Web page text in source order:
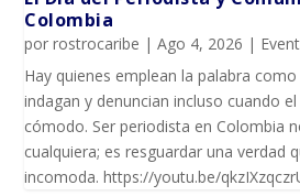
Colombia
porrostrocaribe |Ago 4, 2026 |
Hay quienes emplean la palabra
indagan y denuncian incluso cuando
cómodo. Ser periodista en Colombia
cualquiera; es resguardar una verdad
incomoda. https://youtu.be/